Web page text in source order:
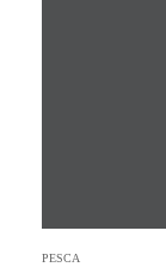
PESCA